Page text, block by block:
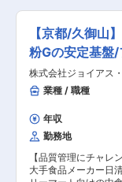
ナル商品を開発し、
つ煮などのレトルト
ごもり需要で売上も
工場や試験圃場を訪
作、栽培の流れなど
学びます。 ◇2年目
一部を運営 上長・先
仮説→検証の流れを経
しずつできることを
目：一人で試験を管
める 自分一人で試験
えるようになります
ォローし合う文化が根付
メント： 「リサーチ
持たれるかもしれま
（所長）候補を募集
検査を通じて、消費
要な役割を担ってい
を使用し、正確なデ
貢献を実感できる職
ジメントもお任せします。 ■職務内
や飲料水の細菌検査
水の水質検査 ・工場
場やプール水の水質
データ管理 ＜職務詳
アは主に、宮城、山
程度、サンプル回収
たしますが、基本的
す。 ・直近は、機械
【京都/久御山
粉Gの安定基盤
株式会社ジョイアス
業種 / 職種
年収
勤務地
【品質管理にチャレ
大手食品メーカー日